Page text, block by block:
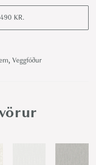
490 KR.
, Veggfóður